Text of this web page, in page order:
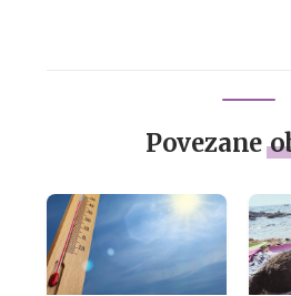
Povezane